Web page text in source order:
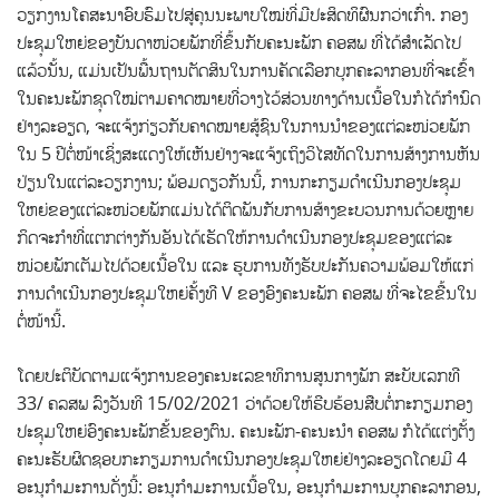
ວຽກງານໂຄສະນາອົບຮົມໄປສູ່ຄຸນນະພາບໃໝ່ທີ່ມີປະສິດທິຜົນກວ່າເກົ່າ. ກອງ
ປະຊຸມໃຫຍ່ຂອງບັນດາໜ່ວຍພັກທີ່ຂຶ້ນກັບຄະນະພັກ ຄອສພ ທີ່ໄດ້ສຳເລັດໄປ
ແລ້ວນັ້ນ, ແມ່ນເປັນພື້ນຖານຕັດສິນໃນການຄັດເລືອກບຸກຄະລາກອນທີ່ຈະເຂົ້າ
ໃນຄະນະພັກຊຸດໃໝ່ຕາມຄາດໝາຍທີ່ວາງໄວ້ສ່ວນທາງດ້ານເນື້ອໃນກໍໄດ້ກຳນົດ
ຢ່າງລະອຽດ, ຈະແຈ້ງກ່ຽວກັບຄາດໝາຍສູ້ຊົນໃນການນຳຂອງແຕ່ລະໜ່ວຍພັກ
ໃນ 5 ປີຕໍ່ໜ້າເຊິ່ງສະແດງໃຫ້ເຫັນຢ່າງຈະແຈ້ງເຖິງວິໄສທັດໃນການສ້າງການຫັນ
ປ່ຽນໃນແຕ່ລະວຽກງານ; ພ້ອມດຽວກັນນີ້, ການກະກຽມດຳເນີນກອງປະຊຸມ
ໃຫຍ່ຂອງແຕ່ລະໜ່ວຍພັກແມ່ນໄດ້ຕິດພັນກັບການສ້າງຂະບວນການດ້ວຍຫຼາຍ
ກິດຈະກຳທີ່ແຕກຕ່າງກັນອັນໄດ້ເຮັດໃຫ້ການດຳເນີນກອງປະຊຸມຂອງແຕ່ລະ
ໜ່ວຍພັກເຕັມໄປດ້ວຍເນື້ອໃນ ແລະ ຮູບການທັງຮັບປະກັນຄວາມພ້ອມໃຫ້ແກ່
ການດຳເນີນກອງປະຊຸມໃຫຍ່ຄັ້ງທີ V ຂອງອົງຄະນະພັກ ຄອສພ ທີ່ຈະໄຂຂື້ນໃນ
ຕໍ່ໜ້ານີ້.
ໂດຍປະຕິບັດຕາມແຈ້ງການຂອງຄະນະເລຂາທິການສູນກາງພັກ ສະບັບເລກທີ
33/ ຄລສພ ລົງວັນທີ 15/02/2021 ວ່າດ້ວຍໃຫ້ຮີບຮ້ອນສືບຕໍ່ກະກຽມກອງ
ປະຊຸມໃຫຍ່ອົງຄະນະພັກຂັ້ນຂອງຕົນ. ຄະນະພັກ-ຄະນະນຳ ຄອສພ ກໍໄດ້ແຕ່ງຕັ້ງ
ຄະນະຮັບຜິດຊອບກະກຽມການດຳເນີນກອງປະຊຸມໃຫຍ່ຢ່າງລະອຽດໂດຍມີ 4
ອະນຸກຳມະການດັ່ງນີ້: ອະນຸກຳມະການເນື້ອໃນ, ອະນຸກຳມະການບຸກຄະລາກອນ,